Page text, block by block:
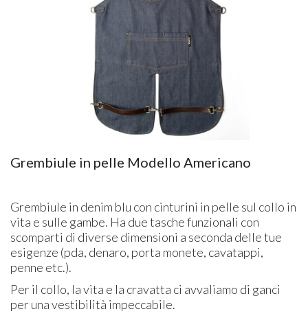
Grembiule in pelle Modello Americano
Grembiule in denim blu con cinturini in pelle sul collo in
vita e sulle gambe. Ha due tasche funzionali con
scomparti di diverse dimensioni a seconda delle tue
esigenze (pda, denaro, porta monete, cavatappi,
penne etc.).
Per il collo, la vita e la cravatta ci avvaliamo di ganci
per una vestibilità impeccabile.